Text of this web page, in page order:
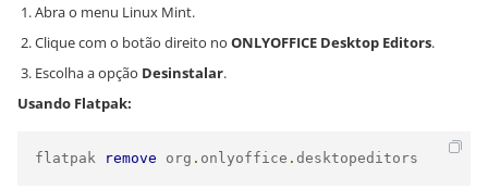
Abra o menu Linux Mint.
Clique com o botão direito no ONLYOFFICE Desktop Editors.
Escolha a opção Desinstalar.
Usando Flatpak:
flatpak remove org . onlyoffice . desktopeditors